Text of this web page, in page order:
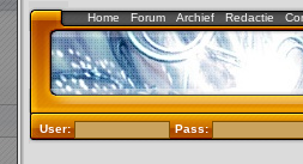
Home Forum Archief Redactie
User: Pass: